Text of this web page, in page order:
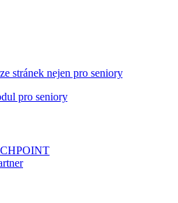
stránek nejen pro seniory